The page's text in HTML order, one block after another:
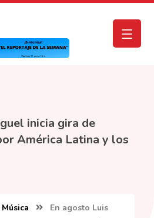
inicia gira de
América Latina y los
Música
En agosto Luis